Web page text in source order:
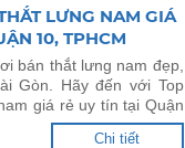
LƯNG NAM GIÁ
10, TPHCM
bán thắt lưng nam đẹp,
Gòn. Hãy đến với Top
giá rẻ uy tín tại Quận
Chi tiết